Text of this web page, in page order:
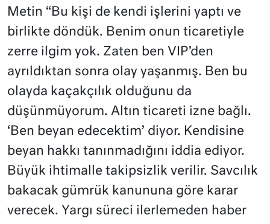
Metin “Bu kişi de kendi işlerini yaptı ve
birlikte döndük. Benim onun ticaretiyle
zerre ilgim yok. Zaten ben VIP’den
ayrıldıktan sonra olay yaşanmış. Ben bu
olayda kaçakçılık olduğunu da
düşünmüyorum. Altın ticareti izne bağlı.
‘Ben beyan edecektim’ diyor. Kendisine
beyan hakkı tanınmadığını iddia ediyor.
Büyük ihtimalle takipsizlik verilir. Savcılık
bakacak gümrük kanununa göre karar
verecek. Yargı süreci ilerlemeden haber